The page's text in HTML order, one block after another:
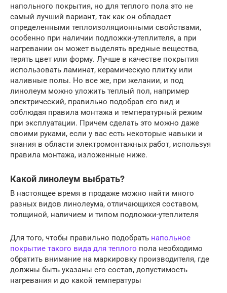
напольного покрытия, но для теплого пола это не
самый лучший вариант, так как он обладает
определенными теплоизоляционными свойствами,
особенно при наличии подложки-утеплителя, а при
нагревании он может выделять вредные вещества,
терять цвет или форму. Лучше в качестве покрытия
использовать ламинат, керамическую плитку или
наливные полы. Но все же, при желании, и под
линолеум можно уложить теплый пол, например
электрический, правильно подобрав его вид и
соблюдая правила монтажа и температурный режим
при эксплуатации. Причем сделать это можно даже
своими руками, если у вас есть некоторые навыки и
знания в области электромонтажных работ, используя
правила монтажа, изложенные ниже.
Какой линолеум выбрать?
В настоящее время в продаже можно найти много
разных видов линолеума, отличающихся составом,
толщиной, наличием и типом подложки-утеплителя
Для того, чтобы правильно подобрать напольное
покрытие такого вида для теплого пола необходимо
обратить внимание на маркировку производителя, где
должны быть указаны его состав, допустимость
нагревания и до какой температуры